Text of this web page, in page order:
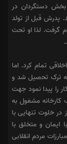
توابع بخش دستگردان در
پدرش قبل از تولد
گرفت. لذا او تحت
تمام کرد. اما
ترک تحصیل شد و
را پیدا نمود جهت
کارخانه مشغول به
در خلوت تنهایی با
ایمان و متخلق با
گذشت که مبارزات مردم انقلابی